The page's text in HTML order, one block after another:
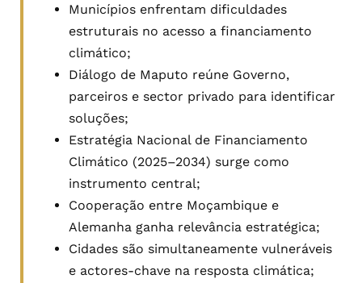
Municípios enfrentam dificuldades
estruturais no acesso a financiamento
climático;
Diálogo de Maputo reúne Governo,
parceiros e sector privado para identificar
soluções;
Estratégia Nacional de Financiamento
Climático (2025–2034) surge como
instrumento central;
Cooperação entre Moçambique e
Alemanha ganha relevância estratégica;
Cidades são simultaneamente vulneráveis
e actores-chave na resposta climática;